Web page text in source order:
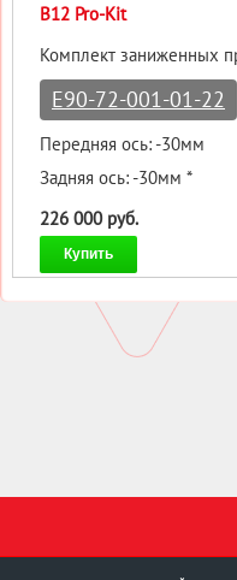
B12 Pro-Kit
Комплект заниженных
E90-72-001-01-22
Передняя ось: -30мм
Задняя ось: -30мм *
226 000 руб.
Купить